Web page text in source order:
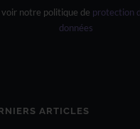
voir notre politique de protection
données
ARTICLES